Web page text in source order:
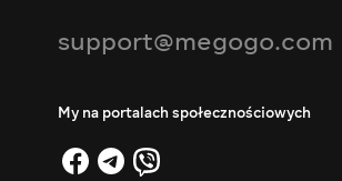
support@megogo.com
My na portalach społecznościowych